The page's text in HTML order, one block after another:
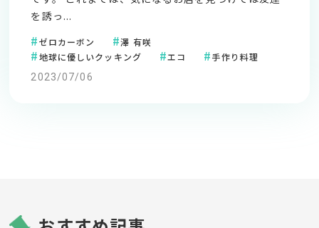
を誘っ...
ゼロカーボン
澤 有咲
地球に優しいクッキング
エコ 手作り料理
2023/07/06